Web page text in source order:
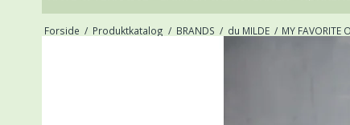
Forside / Produktkatalog / BRANDS / du MILDE / MY FAVORITE